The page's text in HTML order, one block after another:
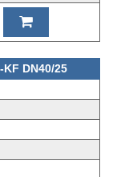
KF DN40/25